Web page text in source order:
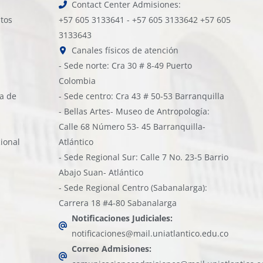
de
Contact Center Admisiones:
+57 605 3133641 - +57 605 3133642 +57 605
3133643
Canales físicos de atención
- Sede norte: Cra 30 # 8-49 Puerto
Colombia
- Sede centro: Cra 43 # 50-53 Barranquilla
- Bellas Artes- Museo de Antropología:
Calle 68 Número 53- 45 Barranquilla-
Atlántico
- Sede Regional Sur: Calle 7 No. 23-5 Barrio
Abajo Suan- Atlántico
- Sede Regional Centro (Sabanalarga):
Carrera 18 #4-80 Sabanalarga
Notificaciones Judiciales:
notificaciones@mail.uniatlantico.edu.co
Correo Admisiones: